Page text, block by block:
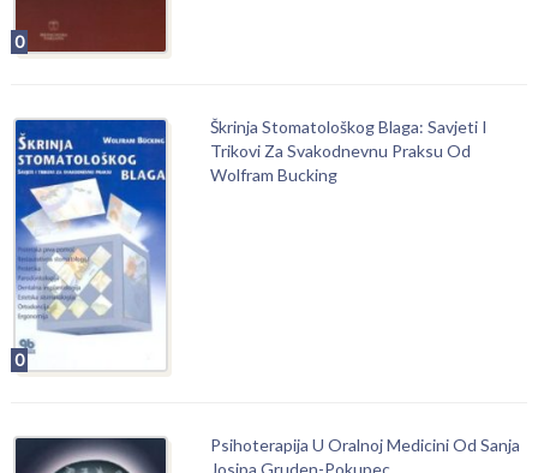
0
0
Škrinja Stomatološkog Blaga: Savjeti I
Trikovi Za Svakodnevnu Praksu Od
Wolfram Bucking
Psihoterapija U Oralnoj Medicini Od Sanja
Josipa Gruden-Pokupec